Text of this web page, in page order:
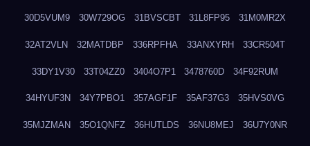
30D5VUM9 30W729OG 31BVSCBT 31L8FP95 31M0MR2X
32AT2VLN 32MATDBP 336RPFHA 33ANXYRH 33CR504T
33DY1V30 33T04ZZ0 3404O7P1 3478760D 34F92RUM
34HYUF3N 34Y7PBO1 357AGF1F 35AF37G3 35HVS0VG
35MJZMAN 35O1QNFZ 36HUTLDS 36NU8MEJ 36U7Y0NR